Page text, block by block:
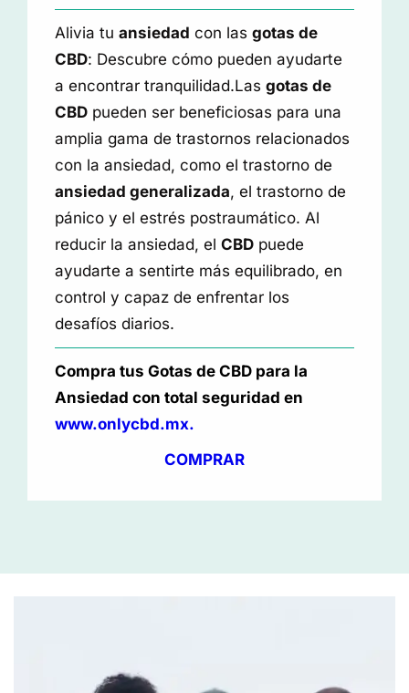
Alivia tu ansiedad con las gotas de
CBD: Descubre cómo pueden ayudarte
a encontrar tranquilidad.Las gotas de
CBD pueden ser beneficiosas para una
amplia gama de trastornos relacionados
con la ansiedad, como el trastorno de
ansiedad generalizada, el trastorno de
pánico y el estrés postraumático. Al
reducir la ansiedad, el CBD puede
ayudarte a sentirte más equilibrado, en
control y capaz de enfrentar los
desafíos diarios.
Compra tus Gotas de CBD para la
Ansiedad con total seguridad en
www.onlycbd.mx.
COMPRAR